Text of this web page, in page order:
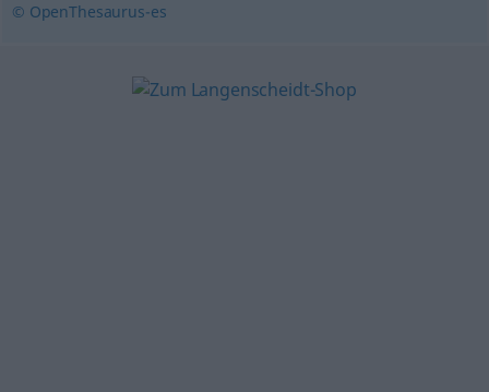
© OpenThesaurus-es